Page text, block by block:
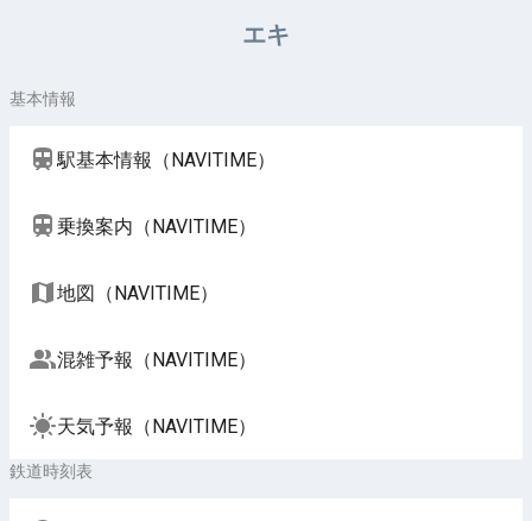
エキ
基本情報
駅基本情報（NAVITIME）
乗換案内（NAVITIME）
地図（NAVITIME）
混雑予報（NAVITIME）
天気予報（NAVITIME）
鉄道時刻表